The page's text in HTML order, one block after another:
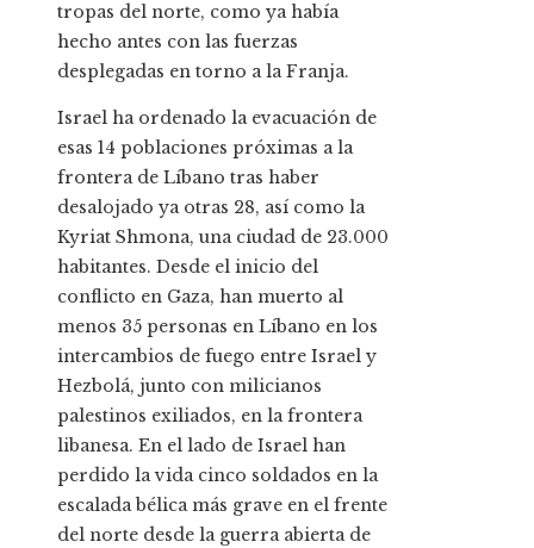
tropas del norte, como ya había
hecho antes con las fuerzas
desplegadas en torno a la Franja.
Israel ha ordenado la evacuación de
esas 14 poblaciones próximas a la
frontera de Líbano tras haber
desalojado ya otras 28, así como la
Kyriat Shmona, una ciudad de 23.000
habitantes. Desde el inicio del
conflicto en Gaza, han muerto al
menos 35 personas en Líbano en los
intercambios de fuego entre Israel y
Hezbolá, junto con milicianos
palestinos exiliados, en la frontera
libanesa. En el lado de Israel han
perdido la vida cinco soldados en la
escalada bélica más grave en el frente
del norte desde la guerra abierta de